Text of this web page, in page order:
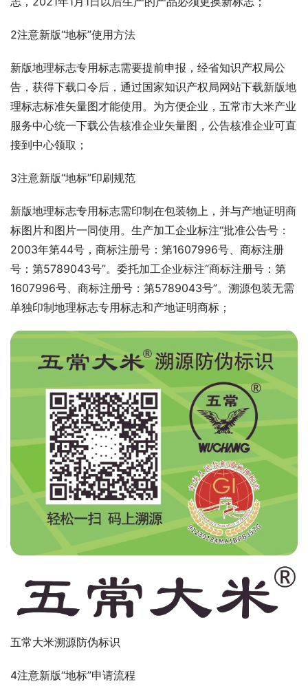
2注意新版“地标”使用方法
新版地理标志专用标志需要提前申报，经省知识产权局公
告，获得下载口令后，通过国家知识产权局网站下载新版地
理标志标准矢量图才能使用。为方便企业，五常市大米产业
服务中心统一下载公告核准企业矢量图，公告核准企业可直
接到中心领取；
3注意新版“地标”印刷规范
新版地理标志专用标志需印制在包装物上，并与产地证明商
标图片和图片一同使用。生产加工企业标注“批准公告号：
2003年第44号，商标注册号：第1607996号、商标注册
号：第5789043号”。委托加工企业标注“商标注册号：第
1607996号、商标注册号：第5789043号”。溯源包装无需
单独印制地理标志专用标志和产地证明商标；
五常大米溯源防伪标识
4注意新版“地标”申请流程